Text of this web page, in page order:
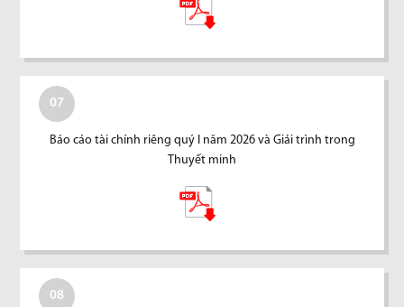
07
Báo cáo tài chính riêng quý I năm 2026 và Giải trình trong
Thuyết minh
08